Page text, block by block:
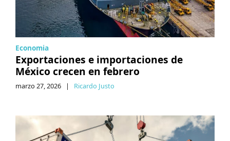
Economia
Exportaciones e importaciones de
México crecen en febrero
marzo 27, 2026 | Ricardo Justo